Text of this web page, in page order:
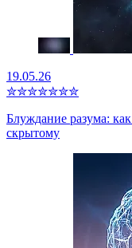
19.05.26
✮✮✮✮✮✮✮
Блуждание разума:
скрытому